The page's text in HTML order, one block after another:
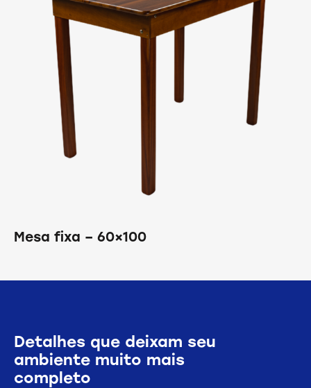
Mesa fixa – 60×100
Detalhes que deixam seu
ambiente muito mais
completo